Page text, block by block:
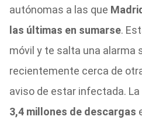
autónomas a las que
las últimas en sumarse.
móvil y te salta una alarma
recientemente cerca de
aviso de estar infectada.
3,4 millones de descargas